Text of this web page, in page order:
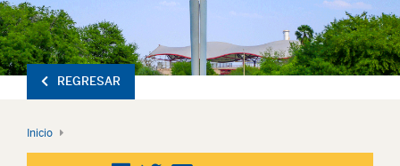
REGRESAR
Inicio